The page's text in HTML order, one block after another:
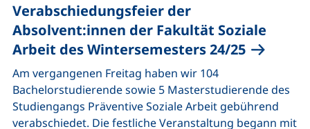
Verabschiedungsfeier der
Absolvent:innen der Fakultät Soziale
Arbeit des Wintersemesters 24/25
Am vergangenen Freitag haben wir 104
Bachelorstudierende sowie 5 Masterstudierende des
Studiengangs Präventive Soziale Arbeit gebührend
verabschiedet. Die festliche Veranstaltung begann mit